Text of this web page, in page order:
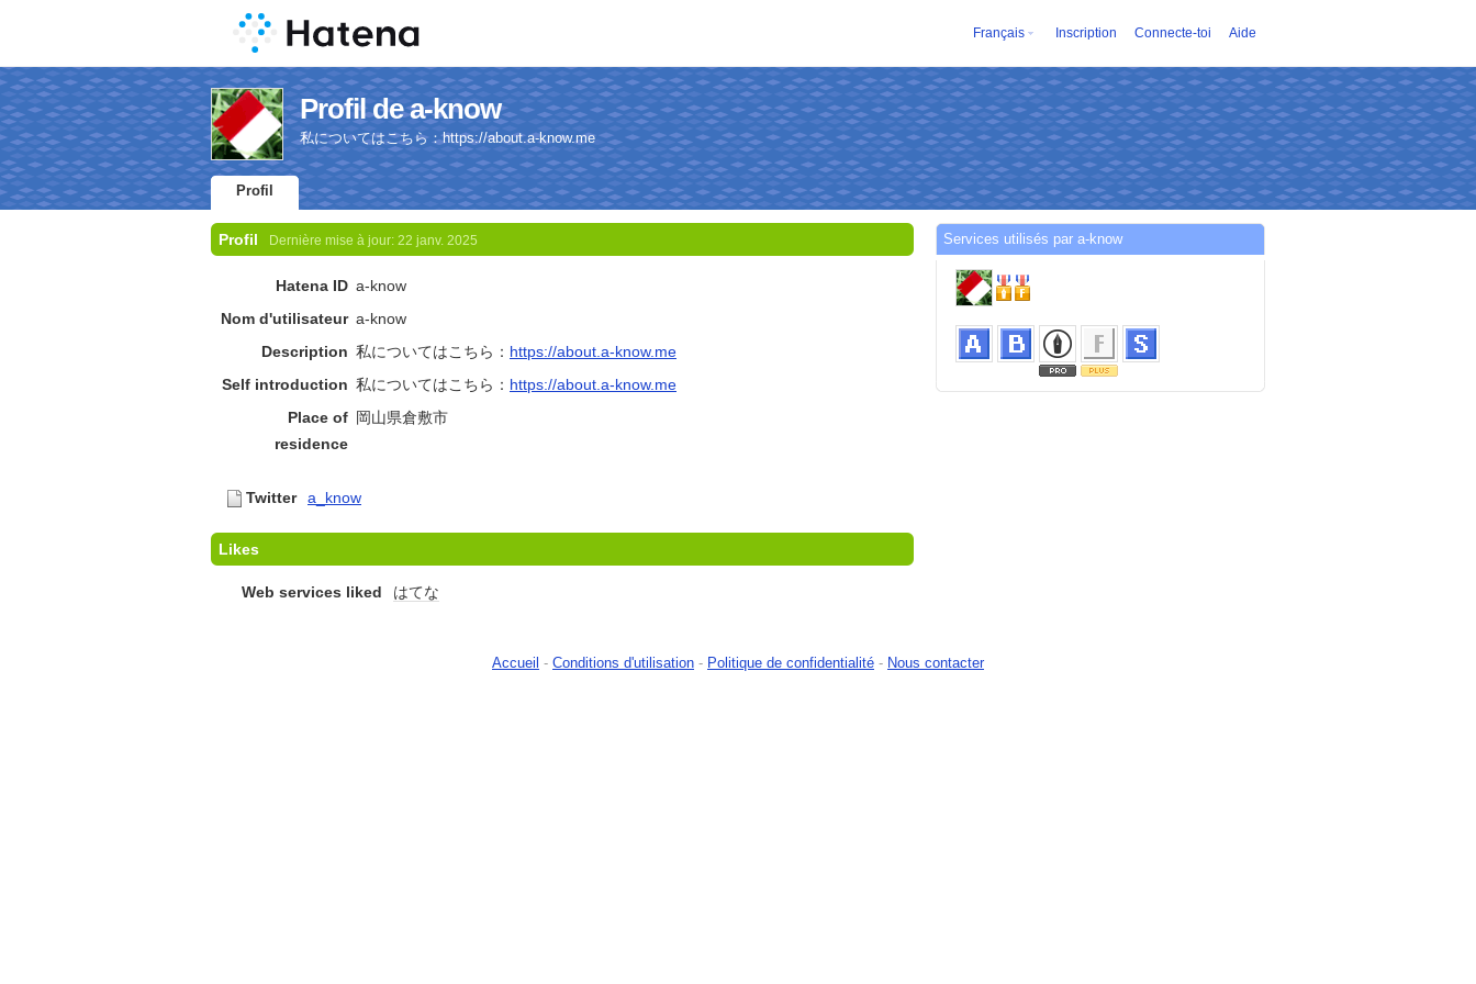
Français Inscription Connecte-toi Aide
Profil de a-know
私についてはこちら：https://about.a-know.me
Profil
Profil Dernière mise à jour: 22 janv. 2025
Hatena ID a-know
Nom d'utilisateur a-know
Description 私についてはこちら： https://about.a-know.me
Self introduction 私についてはこちら： https://about.a-know.me
Place of
residence
岡山県倉敷市
Twitter a_know
Likes
Web services liked はてな
Services utilisés par a-know
Accueil - Conditions d'utilisation - Politique de confidentialité - Nous contacter